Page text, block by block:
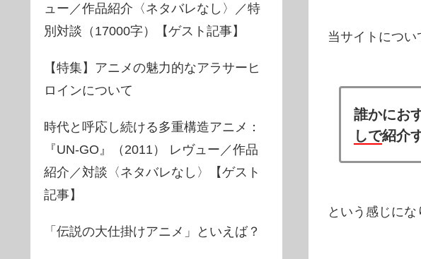
当サイトについ
誰かにお
しで紹介
という感じにな
ュー／作品紹介〈ネタバレなし〉／特
別対談（17000字）【ゲスト記事】
【特集】アニメの魅力的なアラサーヒ
ロインについて
時代と呼応し続ける多重構造アニメ：
『UN-GO』（2011） レヴュー／作品
紹介／対談〈ネタバレなし〉【ゲスト
記事】
「伝説の大仕掛けアニメ」といえば？